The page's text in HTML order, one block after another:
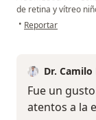
de retina y vítreo
• en opinión del
Reportar
Dr.
Fue un
atentos a la